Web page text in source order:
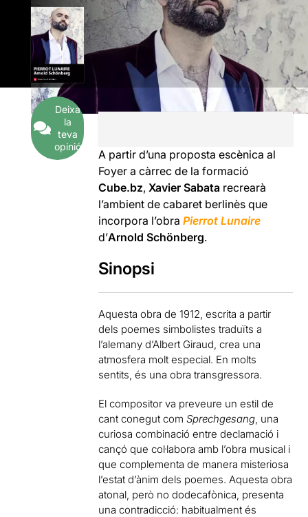
Deixa
la
teva
opinió
A partir d’una proposta escènica al
Foyer a càrrec de la formació
Cube.bz, Xavier Sabata recrearà
l’ambient de cabaret berlinès que
incorpora l’obraPierrot Lunaire
d’Arnold Schönberg.
Sinopsi
Aquesta obra de 1912, escrita a partir
dels poemes simbolistes traduïts a
l’alemany d’Albert Giraud, crea una
atmosfera molt especial. En molts
sentits, és una obra transgressora.
El compositor va preveure un estil de
cant conegut comSprechgesang , una
curiosa combinació entre declamació i
cançó que col·labora amb l’obra musical i
que complementa de manera misteriosa
l’estat d’ànim dels poemes. Aquesta obra
atonal, però no dodecafònica, presenta
una contradicció: habitualment és